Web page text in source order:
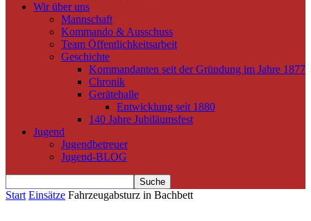
Wir über uns
Mannschaft
Kommando & Ausschuss
Team Öffentlichkeitsarbeit
Geschichte
Kommandanten seit der Gründung im Jahre 1877
Chronik
Gerätehalle
Entwicklung seit 1880
140 Jahre Jubiläumsfest
Jugend
Jugendbetreuer
Jugend-BLOG
Start Einsätze Fahrzeugabsturz in Bachbett